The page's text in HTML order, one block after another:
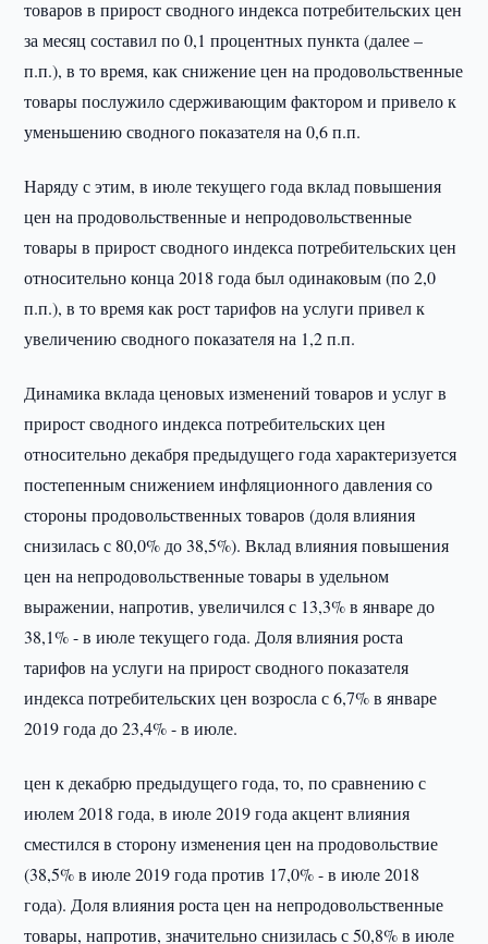
товаров в прирост сводного индекса потребительских цен
за месяц составил по 0,1 процентных пункта (далее –
п.п.), в то время, как снижение цен на продовольственные
товары послужило сдерживающим фактором и привело к
уменьшению сводного показателя на 0,6 п.п.
Наряду с этим, в июле текущего года вклад повышения
цен на продовольственные и непродовольственные
товары в прирост сводного индекса потребительских цен
относительно конца 2018 года был одинаковым (по 2,0
п.п.), в то время как рост тарифов на услуги привел к
увеличению сводного показателя на 1,2 п.п.
Динамика вклада ценовых изменений товаров и услуг в
прирост сводного индекса потребительских цен
относительно декабря предыдущего года характеризуется
постепенным снижением инфляционного давления со
стороны продовольственных товаров (доля влияния
снизилась с 80,0% до 38,5%). Вклад влияния повышения
цен на непродовольственные товары в удельном
выражении, напротив, увеличился с 13,3% в январе до
38,1% - в июле текущего года. Доля влияния роста
тарифов на услуги на прирост сводного показателя
индекса потребительских цен возросла с 6,7% в январе
2019 года до 23,4% - в июле.
цен к декабрю предыдущего года, то, по сравнению с
июлем 2018 года, в июле 2019 года акцент влияния
сместился в сторону изменения цен на продовольствие
(38,5% в июле 2019 года против 17,0% - в июле 2018
года). Доля влияния роста цен на непродовольственные
товары, напротив, значительно снизилась с 50,8% в июле